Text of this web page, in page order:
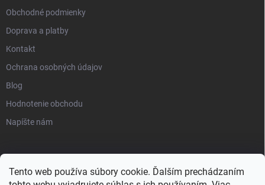
Tento web používa súbory cookie. Ďalším prechádzaním
Obchodné podmienky
Doprava a platby
Kontakt
Ochrana osobných údajov
Blog
Hodnotenie obchodu
Napíšte nám